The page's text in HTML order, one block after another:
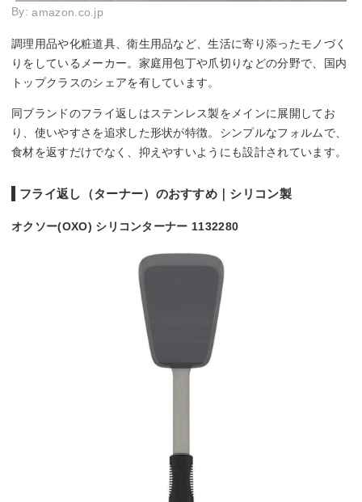
By:amazon.co.jp
調理用品や化粧道具、衛生用品など、生活に寄り添ったモノづく
りをしているメーカー。家庭用包丁や爪切りなどの分野で、国内
トップクラスのシェアを有しています。
同ブランドのフライ返しはステンレス製をメインに展開してお
り、使いやすさを追求した形状が特徴。シンプルなフォルムで、
食材を返すだけでなく、抑えやすいようにも設計されています。
フライ返し（ターナー）のおすすめ｜シリコン製
オクソー(OXO) シリコンターナー 1132280